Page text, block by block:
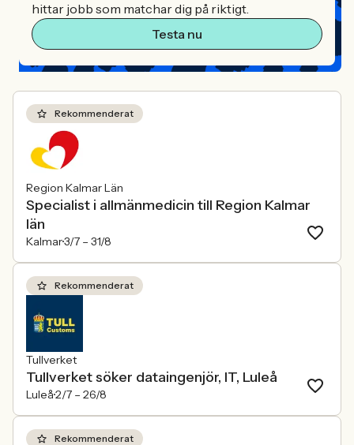
hittar jobb som matchar dig på riktigt.
Testa nu
Rekommenderat
Region Kalmar Län
Specialist i allmänmedicin till Region Kalmar
län
Kalmar3/7 – 31/8
Rekommenderat
Tullverket
Tullverket söker dataingenjör, IT, Luleå
Luleå2/7 – 26/8
Rekommenderat